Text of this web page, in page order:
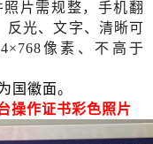
片需规整，手机翻
反光、文字、清晰可
像素、不高于
国徽面。
操作证书彩色照片